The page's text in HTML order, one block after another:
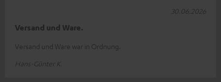
Versand und Ware.
Versand und Ware war in Ordnung.
Hans-Günter K.
30.06.2026